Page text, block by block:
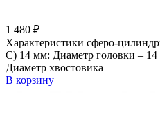
1 480 ₽
Характеристики сферо-
C) 14 мм: Диаметр головки –
Диаметр хвостовика
В корзину